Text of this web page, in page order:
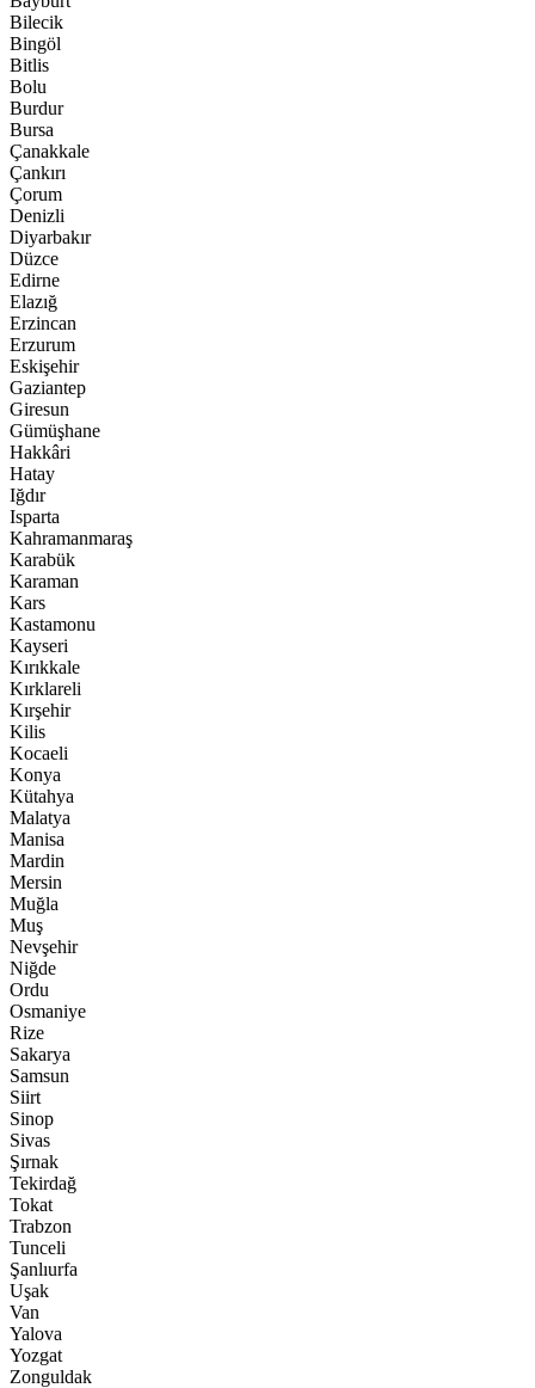
Bilecik
Bingöl
Bitlis
Bolu
Burdur
Bursa
Çanakkale
Çankırı
Çorum
Denizli
Diyarbakır
Düzce
Edirne
Elazığ
Erzincan
Erzurum
Eskişehir
Gaziantep
Giresun
Gümüşhane
Hakkâri
Hatay
Iğdır
Isparta
Kahramanmaraş
Karabük
Karaman
Kars
Kastamonu
Kayseri
Kırıkkale
Kırklareli
Kırşehir
Kilis
Kocaeli
Konya
Kütahya
Malatya
Manisa
Mardin
Mersin
Muğla
Muş
Nevşehir
Niğde
Ordu
Osmaniye
Rize
Sakarya
Samsun
Siirt
Sinop
Sivas
Şırnak
Tekirdağ
Tokat
Trabzon
Tunceli
Şanlıurfa
Uşak
Van
Yalova
Yozgat
Zonguldak